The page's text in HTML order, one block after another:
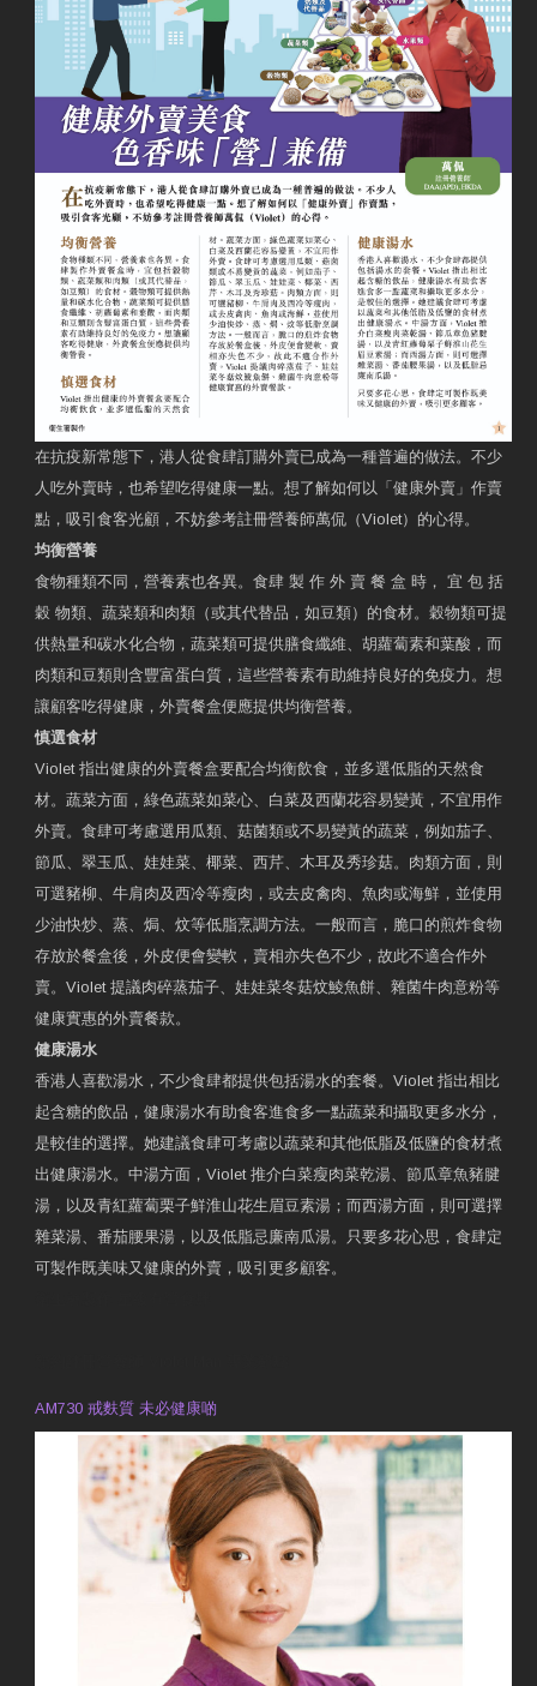
在抗疫新常態下，港人從食肆訂購外賣已成為一種普遍的做法。不少
人吃外賣時，也希望吃得健康一點。想了解如何以「健康外賣」作賣
點，吸引食客光顧，不妨參考註冊營養師萬侃（Violet）的心得。
均衡營養
食物種類不同，營養素也各異。食肆 製 作 外 賣 餐 盒 時， 宜 包 括
穀 物類、蔬菜類和肉類（或其代替品，如豆類）的食材。穀物類可提
供熱量和碳水化合物，蔬菜類可提供膳食纖維、胡蘿蔔素和葉酸，而
肉類和豆類則含豐富蛋白質，這些營養素有助維持良好的免疫力。想
讓顧客吃得健康，外賣餐盒便應提供均衡營養。
慎選食材
Violet 指出健康的外賣餐盒要配合均衡飲食，並多選低脂的天然食
材。蔬菜方面，綠色蔬菜如菜心、白菜及西蘭花容易變黃，不宜用作
外賣。食肆可考慮選用瓜類、菇菌類或不易變黃的蔬菜，例如茄子、
節瓜、翠玉瓜、娃娃菜、椰菜、西芹、木耳及秀珍菇。肉類方面，則
可選豬柳、牛肩肉及西冷等瘦肉，或去皮禽肉、魚肉或海鮮，並使用
少油快炒、蒸、焗、炆等低脂烹調方法。一般而言，脆口的煎炸食物
存放於餐盒後，外皮便會變軟，賣相亦失色不少，故此不適合作外
賣。Violet 提議肉碎蒸茄子、娃娃菜冬菇炆鯪魚餅、雜菌牛肉意粉等
健康實惠的外賣餐款。
健康湯水
香港人喜歡湯水，不少食肆都提供包括湯水的套餐。Violet 指出相比
起含糖的飲品，健康湯水有助食客進食多一點蔬菜和攝取更多水分，
是較佳的選擇。她建議食肆可考慮以蔬菜和其他低脂及低鹽的食材煮
出健康湯水。中湯方面，Violet 推介白菜瘦肉菜乾湯、節瓜章魚豬腱
湯，以及青紅蘿蔔栗子鮮淮山花生眉豆素湯；而西湯方面，則可選擇
雜菜湯、番茄腰果湯，以及低脂忌廉南瓜湯。只要多花心思，食肆定
可製作既美味又健康的外賣，吸引更多顧客。
AM730 戒麩質 未必健康啲